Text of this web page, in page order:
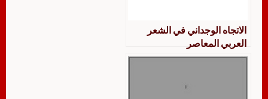
الاتجاه الوجداني في الشعر
العربي المعاصر